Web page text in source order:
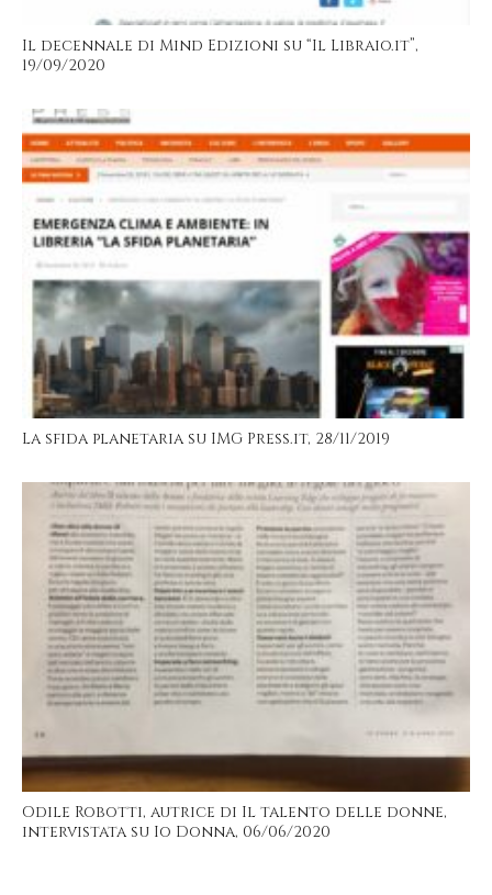
Il decennale di Mind Edizioni su “Il Libraio.it”,
19/09/2020
La sfida planetaria su IMG Press.it, 28/11/2019
Odile Robotti, autrice di Il talento delle donne,
intervistata su Io Donna, 06/06/2020